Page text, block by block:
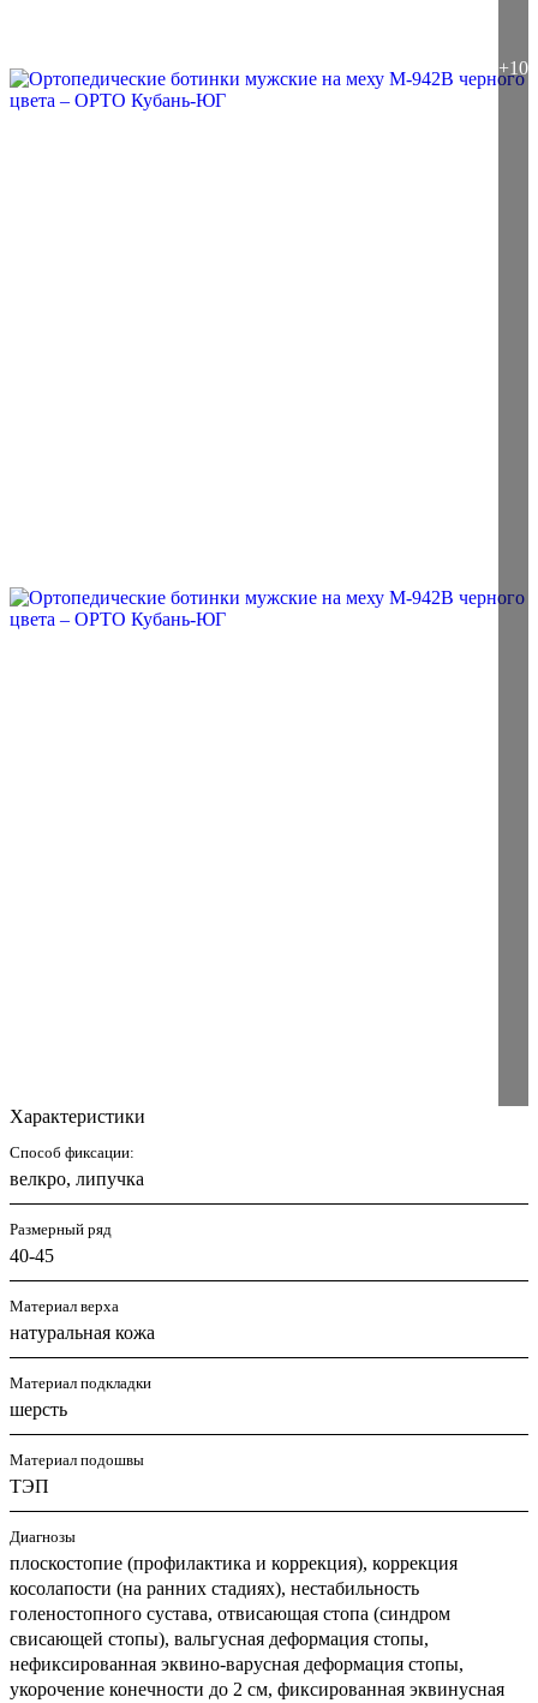
Характеристики
Способ фиксации:
велкро, липучка
Размерный ряд
40-45
Материал верха
натуральная кожа
Материал подкладки
шерсть
Материал подошвы
ТЭП
Диагнозы
плоскостопие (профилактика и коррекция), коррекция
косолапости (на ранних стадиях), нестабильность
голеностопного сустава, отвисающая стопа (синдром
свисающей стопы), вальгусная деформация стопы,
нефиксированная эквино-варусная деформация стопы,
укорочение конечности до 2 см, фиксированная эквинусная